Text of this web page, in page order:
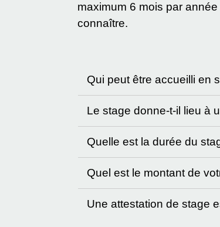
maximum 6 mois par
connaître.
Qui peut être accueilli en
Le stage donne-t-il lieu à
Quelle est la durée du
Quel est le montant de
Une attestation de stage